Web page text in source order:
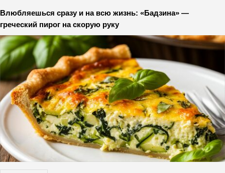
Влюбляешься сразу и на всю жизнь: «Бадзина» —
греческий пирог на скорую руку